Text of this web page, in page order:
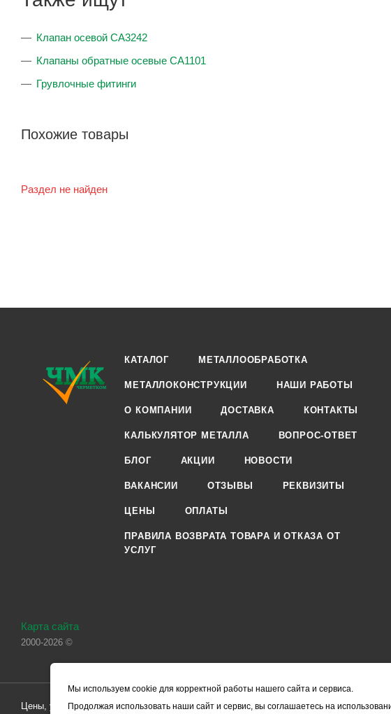
Клапан осевой CA3242
Клапаны обратные осевые CA1101
Грувлочные фитинги
Похожие товары
Раздел не найден
КАТАЛОГ МЕТАЛЛООБРАБОТКА
МЕТАЛЛОКОНСТРУКЦИИ НАШИ РАБОТЫ
О КОМПАНИИ ДОСТАВКА КОНТАКТЫ
КАЛЬКУЛЯТОР МЕТАЛЛА ВОПРОС-ОТВЕТ
БЛОГ АКЦИИ НОВОСТИ
ВАКАНСИИ ОТЗЫВЫ РЕКВИЗИТЫ
ЦЕНЫ ОПЛАТЫ
ПРАВИЛА ВОЗВРАТА ТОВАРА И ОТКАЗА ОТ
УСЛУГ
Карта сайта
2000-2026 ©
Цены, указанные на сайте, носят справочный характер и не являются офертой (в
Мы используем cookie для корректной работы нашего сайта и сервиса.
Продолжая использовать наши сайт и сервис, вы соглашаетесь на